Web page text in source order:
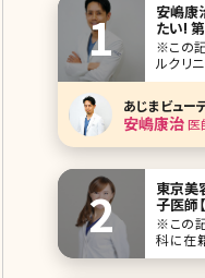
安嶋康
たい!
※この
ルクリ
されて
容医療
構える
アの安
あじまビュー
安嶋康治医
東京美
子医師
八回】
※この
科に在
反響が